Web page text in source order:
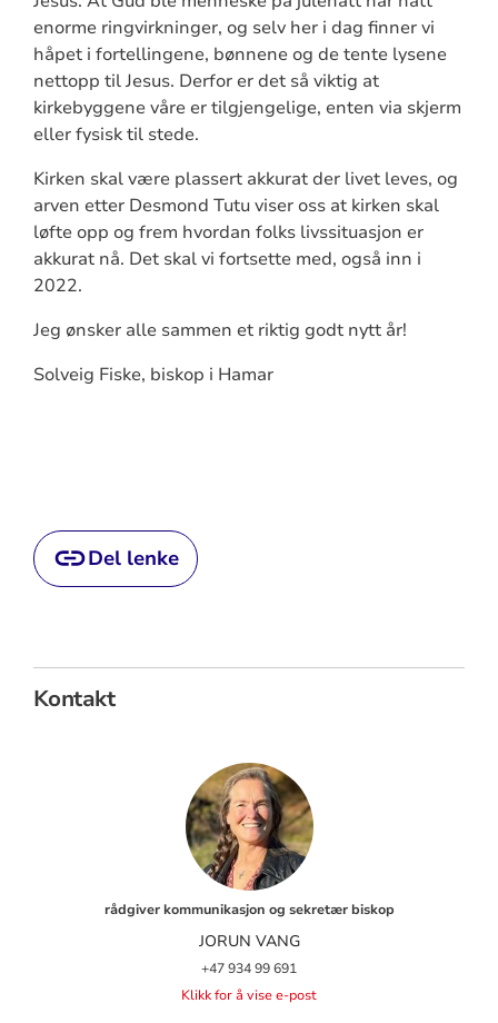
enorme ringvirkninger, og selv her i dag finner vi
håpet i fortellingene, bønnene og de tente lysene
nettopp til Jesus. Derfor er det så viktig at
kirkebyggene våre er tilgjengelige, enten via skjerm
eller fysisk til stede.
Kirken skal være plassert akkurat der livet leves, og
arven etter Desmond Tutu viser oss at kirken skal
løfte opp og frem hvordan folks livssituasjon er
akkurat nå. Det skal vi fortsette med, også inn i
2022.
Jeg ønsker alle sammen et riktig godt nytt år!
Solveig Fiske, biskop i Hamar
Del lenke
Kontakt
rådgiver kommunikasjon og sekretær biskop
JORUN VANG
+47 934 99 691
Klikk for å vise e-post